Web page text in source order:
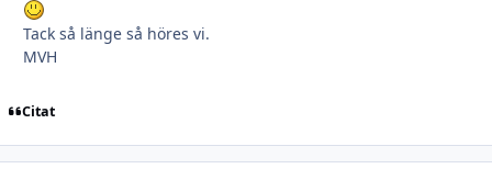
Tack så länge så höres vi.
MVH
Citat